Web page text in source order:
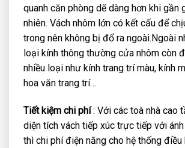
quanh căn phòng dẽ dàng hơn khi gần
nhiên. Vách nhôm lớn có kết cấu để
trong nên không bị đổ ra ngoài.Ngoài
loại kính thông thường cửa nhôm còn
nhiều loại như kính trang trí màu, kính
hoa văn trang trí…
Tiết kiệm chi phí: Với các toà nhà cao
diện tích vách tiếp xúc trực tiếp với
thì chi phí điện năng cho hệ thống điều